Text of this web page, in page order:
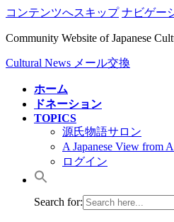
コンテンツへスキップ ナビゲー
Community Website of Japanese
Cultural News メール交換
ホーム
ドネーション
TOPICS
源氏物語サロン
A Japanese View from
ログイン
Search for: